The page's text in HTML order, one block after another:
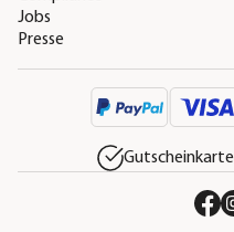
Jobs
Presse
Gutscheinkarte